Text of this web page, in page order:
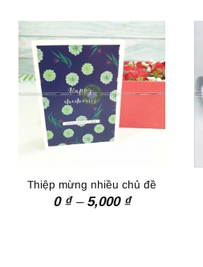
Thiệp mừng nhiều chủ đề
0 ₫ – 5,000 ₫Khoảng